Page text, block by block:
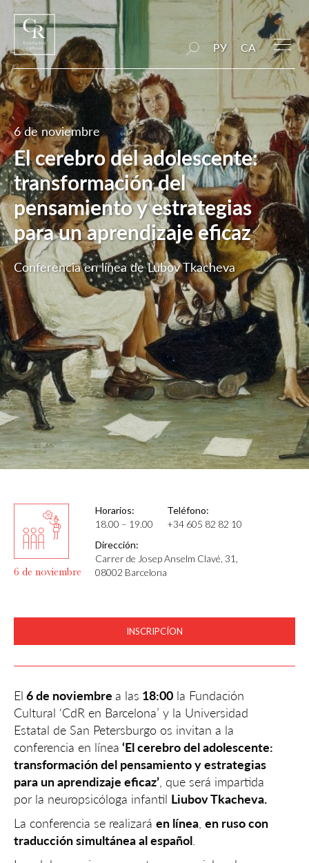
РУ CA
6 de noviembre
El cerebro del adolescente:
transformación del
pensamiento y estrategias
para un aprendizaje eficaz
Conferencia en línea de Lubov Tkacheva
6 de noviembre
Horarios:
18.00 – 19.00
Teléfono:
+34 605 82 82 10
Dirección:
Carrer de Josep Anselm Clavé, 31,
08002 Barcelona
INSCRIPCÍON
El 6 de noviembre a las 18:00 la Fundación
Cultural ‘CdR en Barcelona’ y la Universidad
Estatal de San Petersburgo os invitan a la
conferencia en línea ‘El cerebro del adolescente:
transformación del pensamiento y estrategias
para un aprendizaje eficaz’ , que será impartida
por la neuropsicóloga infantil Liubov Tkacheva.
La conferencia se realizará en línea en ruso con
traducción simultánea al español